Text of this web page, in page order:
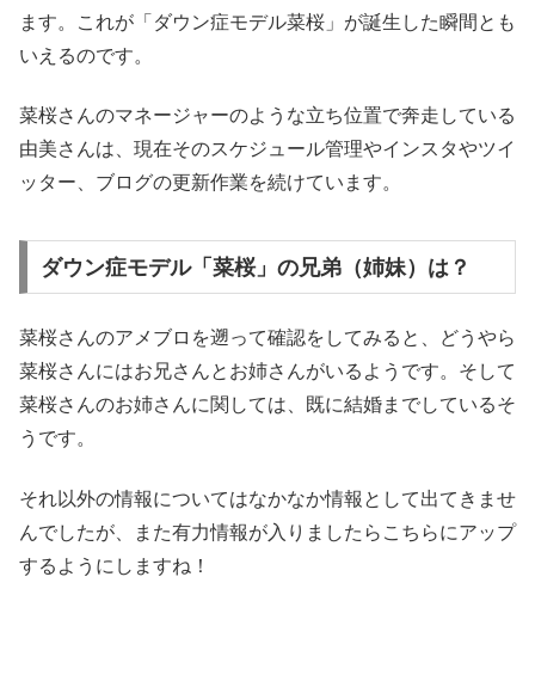
ます。これが「ダウン症モデル菜桜」が誕生した瞬間とも
いえるのです。
菜桜さんのマネージャーのような立ち位置で奔走している
由美さんは、現在そのスケジュール管理やインスタやツイ
ッター、ブログの更新作業を続けています。
ダウン症モデル「菜桜」の兄弟（姉妹）は？
菜桜さんのアメブロを遡って確認をしてみると、どうやら
菜桜さんにはお兄さんとお姉さんがいるようです。そして
菜桜さんのお姉さんに関しては、既に結婚までしているそ
うです。
それ以外の情報についてはなかなか情報として出てきませ
んでしたが、また有力情報が入りましたらこちらにアップ
するようにしますね！